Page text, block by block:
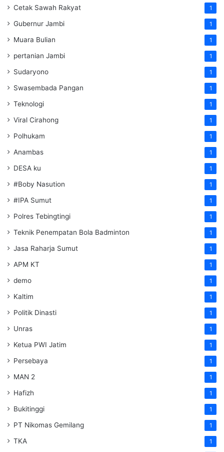
Cetak Sawah Rakyat 1
Gubernur Jambi 1
Muara Bulian 1
pertanian Jambi 1
Sudaryono 1
Swasembada Pangan 1
Teknologi 1
Viral Cirahong 1
Polhukam 1
Anambas 1
DESA ku 1
#Boby Nasution 1
#IPA Sumut 1
Polres Tebingtingi 1
Teknik Penempatan Bola Badminton 1
Jasa Raharja Sumut 1
APM KT 1
demo 1
Kaltim 1
Politik Dinasti 1
Unras 1
Ketua PWI Jatim 1
Persebaya 1
MAN 2 1
Hafizh 1
Bukitinggi 1
PT Nikomas Gemilang 1
TKA 1